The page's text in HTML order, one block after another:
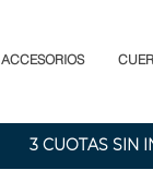
ACCESORIOS
3 CUOTAS SIN